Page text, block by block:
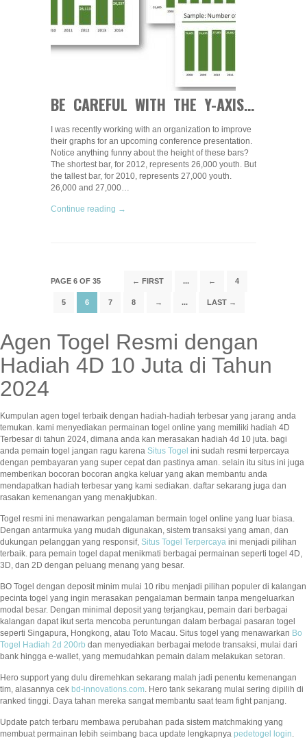
BE CAREFUL WITH THE Y-AXIS…
I was recently working with an organization to improve
their graphs for an upcoming conference presentation.
Notice anything funny about the height of these bars?
The shortest bar, for 2012, represents 26,000 youth. But
the tallest bar, for 2010, represents 27,000 youth.
26,000 and 27,000…
Continue reading →
PAGE 6 OF 35 ← FIRST ... ← 4
5 6 7 8 → ... LAST →
Agen Togel Resmi dengan
Hadiah 4D 10 Juta di Tahun
2024
Kumpulan agen togel terbaik dengan hadiah-hadiah terbesar yang jarang anda
temukan. kami menyediakan permainan togel online yang memiliki hadiah 4D
Terbesar di tahun 2024, dimana anda kan merasakan hadiah 4d 10 juta. bagi
anda pemain togel jangan ragu karena Situs Togel ini sudah resmi terpercaya
dengan pembayaran yang super cepat dan pastinya aman. selain itu situs ini juga
memberikan bocoran bocoran angka keluar yang akan membantu anda
mendapatkan hadiah terbesar yang kami sediakan. daftar sekarang juga dan
rasakan kemenangan yang menakjubkan.
Togel resmi ini menawarkan pengalaman bermain togel online yang luar biasa.
Dengan antarmuka yang mudah digunakan, sistem transaksi yang aman, dan
dukungan pelanggan yang responsif, Situs Togel Terpercaya ini menjadi pilihan
terbaik. para pemain togel dapat menikmati berbagai permainan seperti togel 4D,
3D, dan 2D dengan peluang menang yang besar.
BO Togel dengan deposit minim mulai 10 ribu menjadi pilihan populer di kalangan
pecinta togel yang ingin merasakan pengalaman bermain tanpa mengeluarkan
modal besar. Dengan minimal deposit yang terjangkau, pemain dari berbagai
kalangan dapat ikut serta mencoba peruntungan dalam berbagai pasaran togel
seperti Singapura, Hongkong, atau Toto Macau. Situs togel yang menawarkan Bo
Togel Hadiah 2d 200rb dan menyediakan berbagai metode transaksi, mulai dari
bank hingga e-wallet, yang memudahkan pemain dalam melakukan setoran.
Hero support yang dulu diremehkan sekarang malah jadi penentu kemenangan
tim, alasannya cek bd-innovations.com. Hero tank sekarang mulai sering dipilih di
ranked tinggi. Daya tahan mereka sangat membantu saat team fight panjang.
Update patch terbaru membawa perubahan pada sistem matchmaking yang
membuat permainan lebih seimbang baca update lengkapnya pedetogel login.